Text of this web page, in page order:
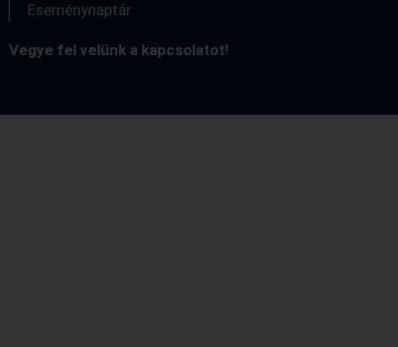
Eseménynaptár
Vegye fel velünk a kapcsolatot!